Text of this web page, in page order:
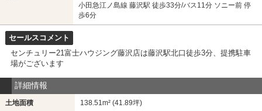
小田急江ノ島線 藤沢駅 徒歩33分/バス11分 ソニー前 停
歩6分
セールスコメント
センチュリー21富士ハウジング藤沢店は藤沢駅北口徒歩3分、提携駐車
場がございます
詳細情報
土地面積 138.51m² (41.89坪)